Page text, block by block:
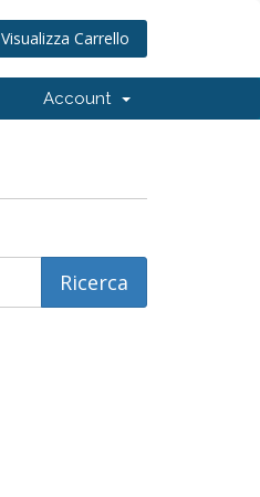
Visualizza Carrello
Account